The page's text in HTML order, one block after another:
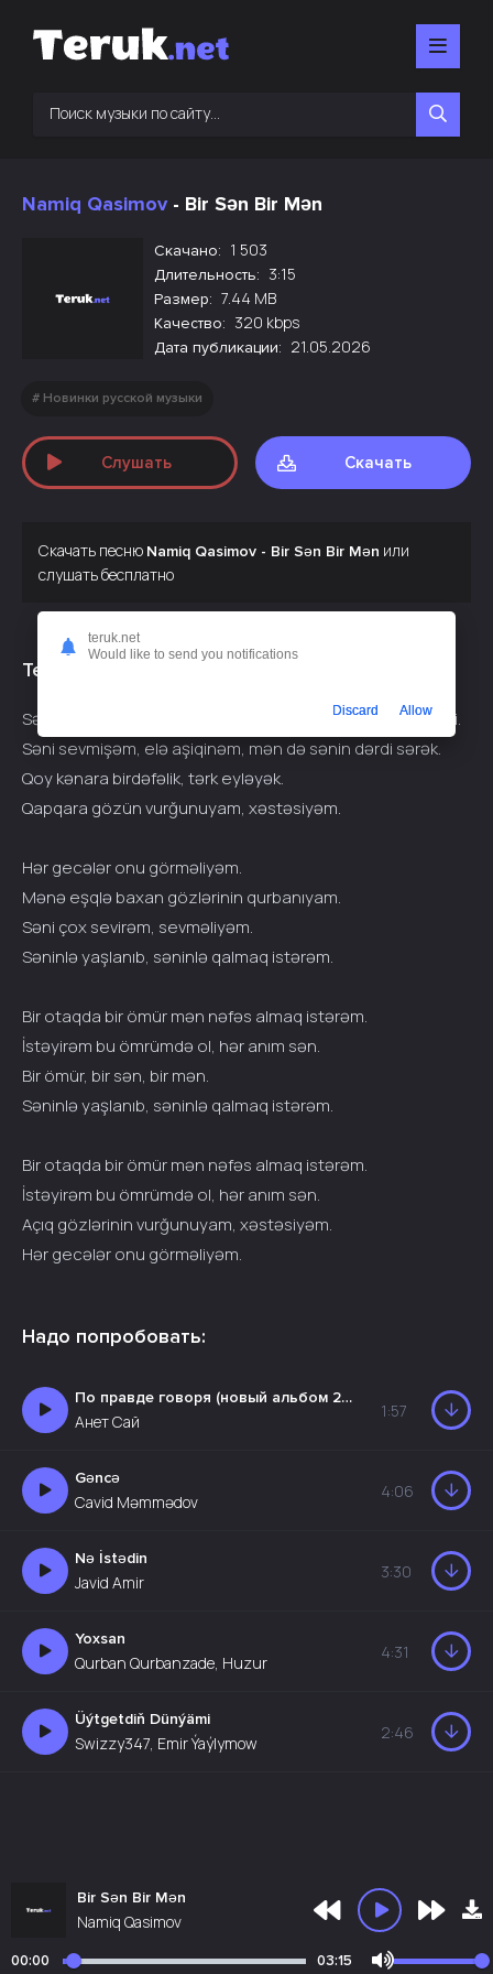
Namiq Qasimov- Bir Sən Bir Mən
Скачано: 1 503
Длительность: 3:15
Размер: 7.44 MB
Качество: 320 kbps
Дата публикации: 21.05.2026
Новинки русской музыки
Слушать Скачать
Скачать песню Namiq Qasimov - Bir Sən Bir Mən или
слушать бесплатно
Текст припева:
Sən hislərimin tək səbəbi, duyğuların ən gözəli, təkcə səni.
Səni sevmişəm, elə aşiqinəm, mən də sənin dərdi sərək.
Qoy kənara birdəfəlik, tərk eyləyək.
Qapqara gözün vurğunuyam, xəstəsiyəm.
Hər gecələr onu görməliyəm.
Mənə eşqlə baxan gözlərinin qurbanıyam.
Səni çox sevirəm, sevməliyəm.
Səninlə yaşlanıb, səninlə qalmaq istərəm.
Bir otaqda bir ömür mən nəfəs almaq istərəm.
İstəyirəm bu ömrümdə ol, hər anım sən.
Bir ömür, bir sən, bir mən.
Səninlə yaşlanıb, səninlə qalmaq istərəm.
Bir otaqda bir ömür mən nəfəs almaq istərəm.
İstəyirəm bu ömrümdə ol, hər anım sən.
Açıq gözlərinin vurğunuyam, xəstəsiyəm.
Hər gecələr onu görməliyəm.
Надо попробовать:
По правде говоря (новый альбом 2026)
Анет Сай
1:57
Gəncə
Cavid Məmmədov
4:06
Nə İstədin
Javid Amir
3:30
Yoxsan
Qurban Qurbanzade, Huzur
4:31
Üýtgetdiň Dünýämi
Swizzy347, Emir Ýaýlymow
2:46
Bir Sən Bir Mən
Namiq Qasimov
00:00 03:15
teruk.net
Would like to send you notifications
Discard Allow